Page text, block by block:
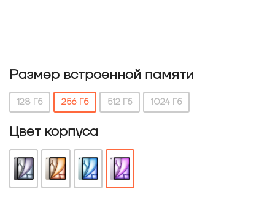
Размер встроенной памяти
128 Гб 256 Гб 512 Гб 1024 Гб
Цвет корпуса